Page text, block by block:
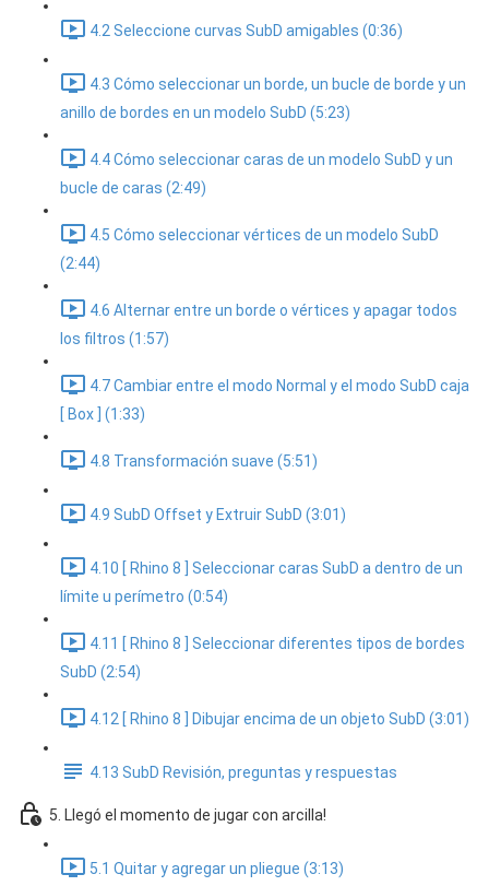
4.2 Seleccione curvas SubD amigables (0:36)
4.3 Cómo seleccionar un borde, un bucle de borde y un
anillo de bordes en un modelo SubD (5:23)
4.4 Cómo seleccionar caras de un modelo SubD y un
bucle de caras (2:49)
4.5 Cómo seleccionar vértices de un modelo SubD
(2:44)
4.6 Alternar entre un borde o vértices y apagar todos
los filtros (1:57)
4.7 Cambiar entre el modo Normal y el modo SubD caja
[ Box ] (1:33)
4.8 Transformación suave (5:51)
4.9 SubD Offset y Extruir SubD (3:01)
4.10 [ Rhino 8 ] Seleccionar caras SubD a dentro de un
límite u perímetro (0:54)
4.11 [ Rhino 8 ] Seleccionar diferentes tipos de bordes
SubD (2:54)
4.12 [ Rhino 8 ] Dibujar encima de un objeto SubD (3:01)
4.13 SubD Revisión, preguntas y respuestas
5. Llegó el momento de jugar con arcilla!
5.1 Quitar y agregar un pliegue (3:13)